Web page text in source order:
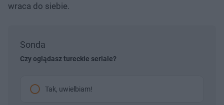
wraca do siebie.
Sonda
Czy oglądasz tureckie seriale?
Tak, uwielbiam!